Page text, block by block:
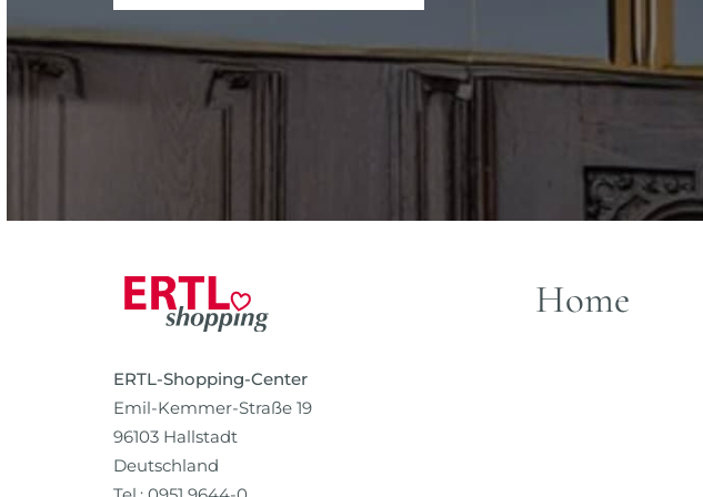
ERTL-Shopping-Center
Emil-Kemmer-Straße 19
96103 Hallstadt
Deutschland
Home